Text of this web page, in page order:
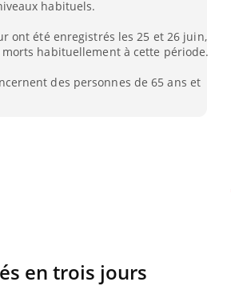
habituels.
ont été enregistrés les 25 et 26 juin,
habituellement à cette période.
des personnes de 65 ans et
en trois jours